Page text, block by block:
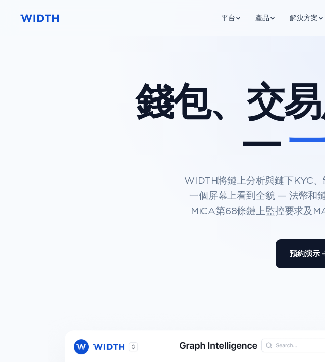
平台 產品 解決方案
錢包、交
—
WIDTH將鏈上分析與鏈下KYC
一個屏幕上看到全貌 — 法幣和
MiCA第68條鏈上監控要求及
預約演示